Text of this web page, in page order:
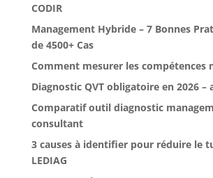
CODIR
Management Hybride – 7 Bonnes
de 4500+ Cas
Comment mesurer les compétences
Diagnostic QVT obligatoire en 2026 –
Comparatif outil diagnostic
consultant
3 causes à identifier pour réduire le
LEDIAG